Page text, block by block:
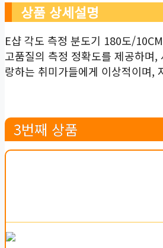
상품 상세설명
E샵 각도 측정 분도기 180도/
고품질의 측정 정확도를 제공하며
랑하는 취미가들에게 이상적이며,
3번째 상품